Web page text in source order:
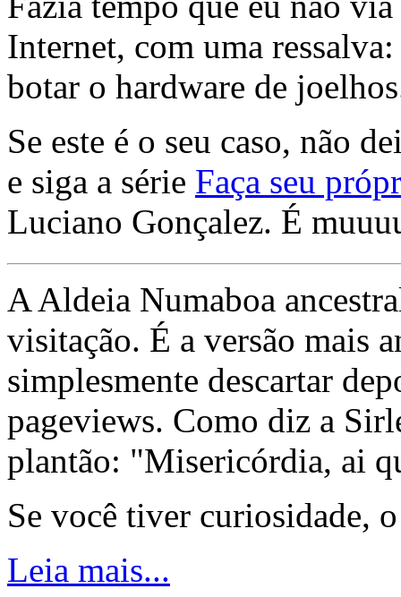
Internet, com uma
botar o hardware de
Se este é o seu caso, não
e siga a série Faça seu
Luciano Gonçalez. É
A Aldeia Numaboa
visitação. É a versão mais
simplesmente descartar
pageviews. Como diz a
plantão: "Misericórdia, ai
Se você tiver curiosidade,
Leia mais...